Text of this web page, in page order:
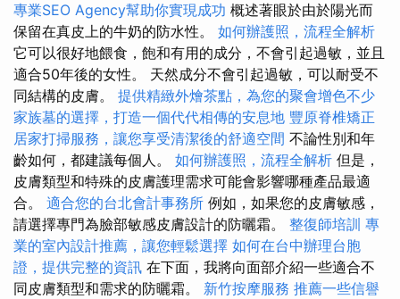
專業SEO Agency幫助你實現成功 概述著眼於由於陽光而
保留在真皮上的牛奶的防水性。 如何辦護照，流程全解析
它可以很好地餵食，飽和有用的成分，不會引起過敏，並且
適合50年後的女性。 天然成分不會引起過敏，可以耐受不
同結構的皮膚。 提供精緻外燴茶點，為您的聚會增色不少
家族墓的選擇，打造一個代代相傳的安息地 豐原脊椎矯正
居家打掃服務，讓您享受清潔後的舒適空間 不論性別和年
齡如何，都建議每個人。 如何辦護照，流程全解析 但是，
皮膚類型和特殊的皮膚護理需求可能會影響哪種產品最適
合。 適合您的台北會計事務所 例如，如果您的皮膚敏感，
請選擇專門為臉部敏感皮膚設計的防曬霜。 整復師培訓 專
業的室內設計推薦，讓您輕鬆選擇 如何在台中辦理台胞
證，提供完整的資訊 在下面，我將向面部介紹一些適合不
同皮膚類型和需求的防曬霜。 新竹按摩服務 推薦一些信譽